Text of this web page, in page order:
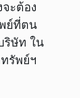
ะต้อง
ย์ที่ตน
ริษัท ใน
รัพย์ฯ